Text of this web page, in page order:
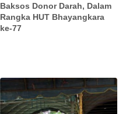
Baksos Donor Darah, Dalam
Rangka HUT Bhayangkara
ke-77